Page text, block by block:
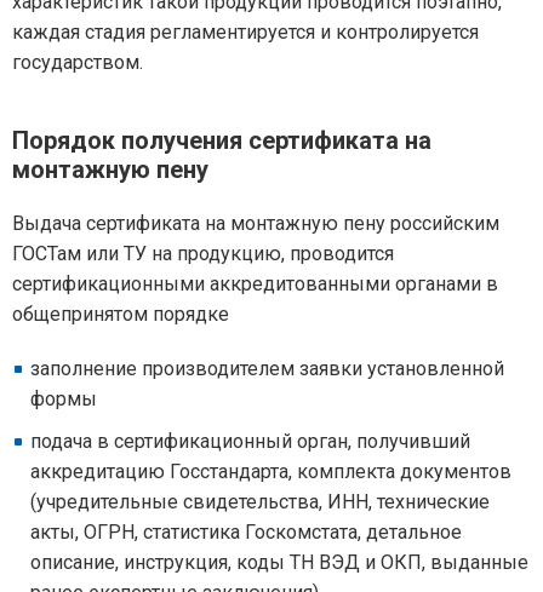
каждая стадия регламентируется и контролируется
государством.
Порядок получения сертификата на
монтажную пену
Выдача сертификата на монтажную пену российским
ГОСТам или ТУ на продукцию, проводится
сертификационными аккредитованными органами в
общепринятом порядке
заполнение производителем заявки установленной
формы
подача в сертификационный орган, получивший
аккредитацию Госстандарта, комплекта документов
(учредительные свидетельства, ИНН, технические
акты, ОГРН, статистика Госкомстата, детальное
описание, инструкция, коды ТН ВЭД и ОКП, выданные